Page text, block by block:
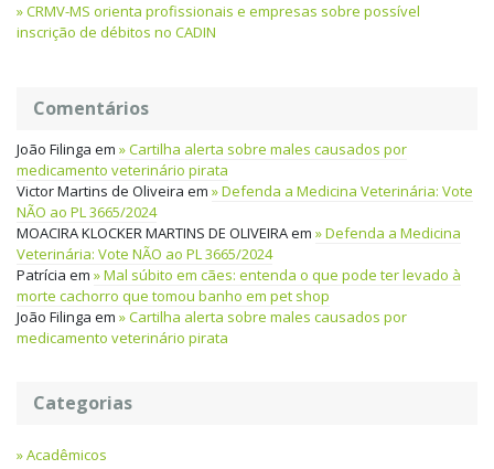
CRMV-MS orienta profissionais e empresas sobre possível
inscrição de débitos no CADIN
Comentários
João Filinga em
Cartilha alerta sobre males causados por
medicamento veterinário pirata
Victor Martins de Oliveira em
Defenda a Medicina Veterinária: Vote
NÃO ao PL 3665/2024
MOACIRA KLOCKER MARTINS DE OLIVEIRAem
Defenda a Medicina
Veterinária: Vote NÃO ao PL 3665/2024
Patrícia em
Mal súbito em cães: entenda o que pode ter levado à
morte cachorro que tomou banho em pet shop
João Filinga em
Cartilha alerta sobre males causados por
medicamento veterinário pirata
Categorias
Acadêmicos